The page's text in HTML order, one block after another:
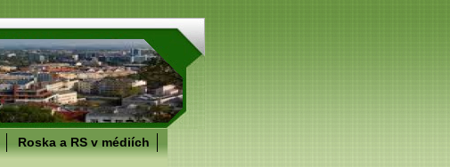
Roska a RS v médiích